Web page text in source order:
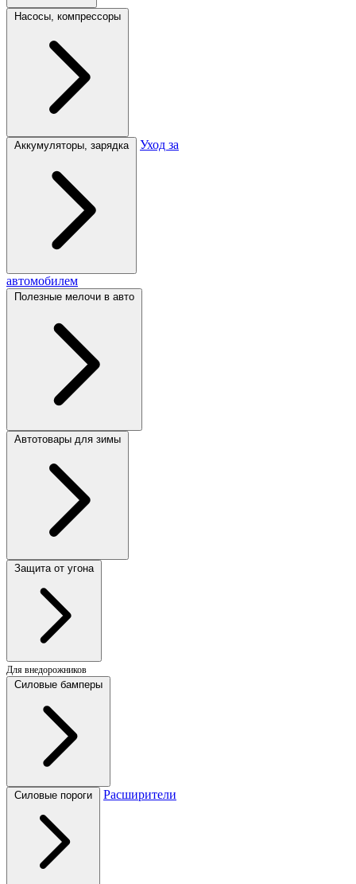
Насосы, компрессоры
Аккумуляторы, зарядка Уход за
автомобилем
Полезные мелочи в авто
Автотовары для зимы
Защита от угона
Для внедорожников
Силовые бамперы
Силовые пороги Расширители